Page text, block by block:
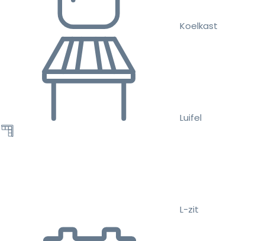
Koelkast
Luifel
L-zit